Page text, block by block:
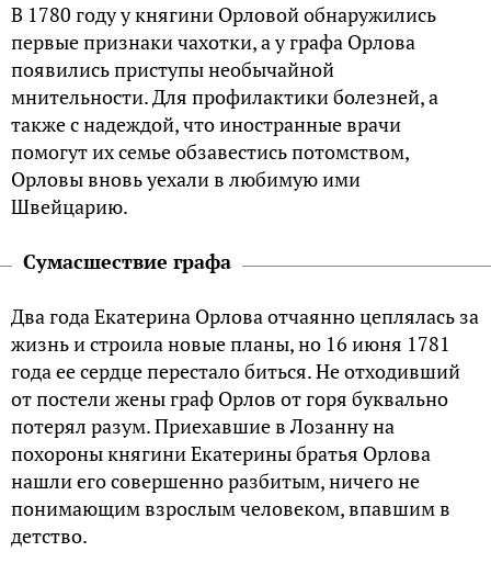
В 1780 году у княгини Орловой обнаружились
первые признаки чахотки, а у графа Орлова
появились приступы необычайной
мнительности. Для профилактики болезней, а
также с надеждой, что иностранные врачи
помогут их семье обзавестись потомством,
Орловы вновь уехали в любимую ими
Швейцарию.
Сумасшествие графа
Два года Екатерина Орлова отчаянно цеплялась за
жизнь и строила новые планы, но 16 июня 1781
года ее сердце перестало биться. Не отходивший
от постели жены граф Орлов от горя буквально
потерял разум. Приехавшие в Лозанну на
похороны княгини Екатерины братья Орлова
нашли его совершенно разбитым, ничего не
понимающим взрослым человеком, впавшим в
детство.